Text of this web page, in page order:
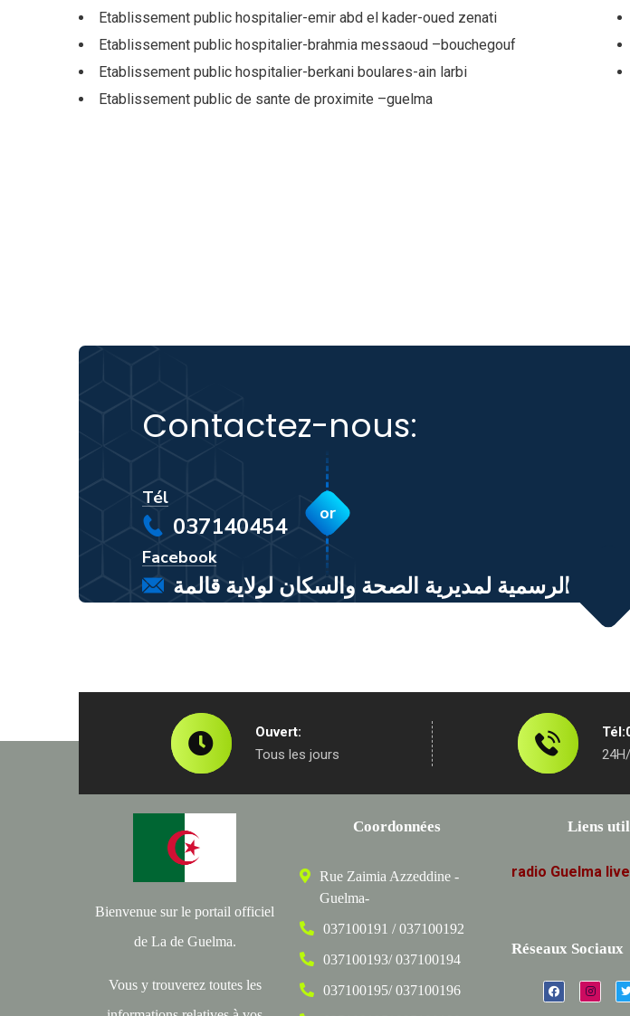
Etablissement public hospitalier-emir abd el kader-oued zenati
Etablissement public hospitalier-brahmia messaoud –bouchegouf
Etablissement public hospitalier-berkani boulares-ain larbi
Etablissement public de sante de proximite –guelma
Contactez-nous:
Tél
037140454 or
Facebook
الصفحة الرسمية لمديرية الصحة والسكان لولاية قالمة
Ouvert:
Tous les jours
Bienvenue sur le portail officiel
de La de Guelma.
Vous y trouverez toutes les
Coordonnées
Rue Zaimia Azzeddine -
Guelma-
037100191 / 037100192
037100193/ 037100194
037100195/ 037100196
Liens
radio Guelma live
Réseaux Sociaux